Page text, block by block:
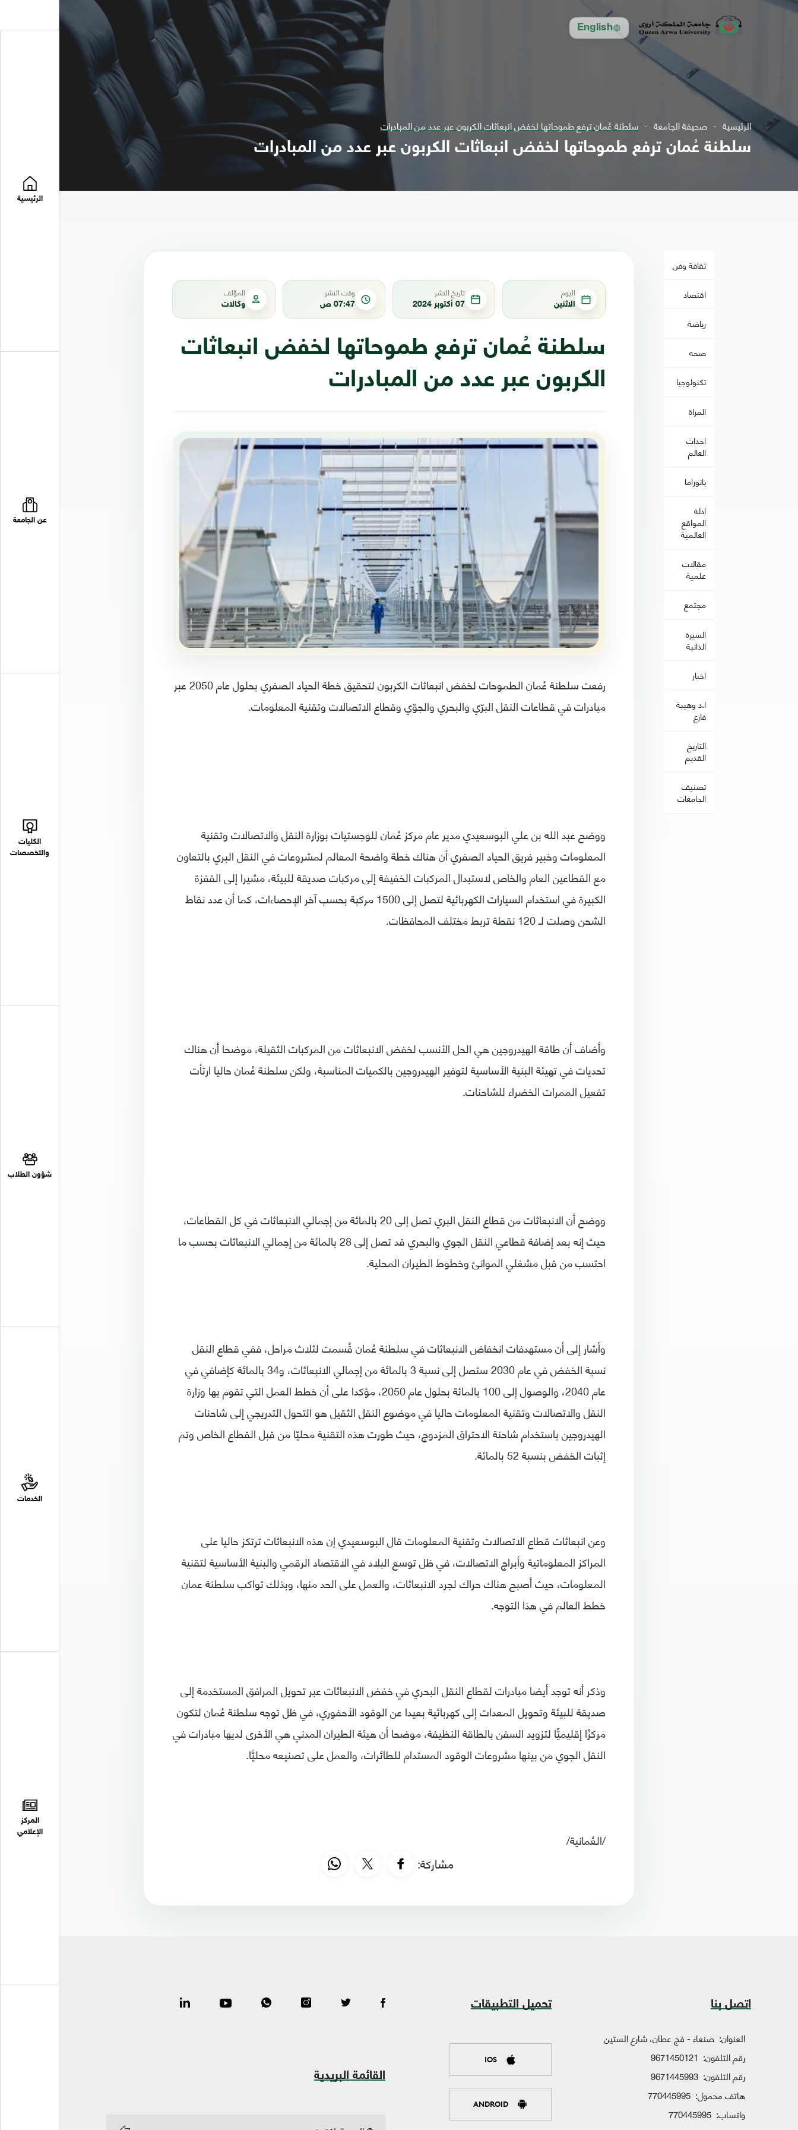
English
الرئيسية
عن الجامعة
الكليات
والتخصصات
شؤون الطلاب
الخدمات
المركز
الإعلامي
الرئيسية صحيفة الجامعة سلطنة عُمان ترفع طموحاتها لخفض انبعاثات الكربون عبر عدد من المبادرات
سلطنة عُمان ترفع طموحاتها لخفض انبعاثات الكربون عبر عدد من المبادرات
ثقافة وفن
اقتصاد
رياضة
صحه
تكنولوجيا
المراة
احداث
العالم
بانوراما
ادلة
المواقع
العالمية
مقالات
علمية
مجتمع
السيرة
الذاتية
اخبار
ا.د وهيبة
فارع
التاريخ
القديم
تصنيف
الجامعات
اليوم
الاثنين
تاريخ النشر
07 أكتوبر 2024
وقت النشر
07:47 ص
المؤلف
وكالات
سلطنة عُمان ترفع طموحاتها لخفض انبعاثات
الكربون عبر عدد من المبادرات
رفعت سلطنة عُمان الطموحات لخفض انبعاثات الكربون لتحقيق خطة الحياد الصفري بحلول عام 2050 عبر
مبادرات في قطاعات النقل البرّي والبحري والجوّي وقطاع الاتصالات وتقنية المعلومات.
ووضح عبد الله بن علي البوسعيدي مدير عام مركز عُمان للوجستيات بوزارة النقل والاتصالات وتقنية
المعلومات وخبير فريق الحياد الصفري أن هناك خطة واضحة المعالم لمشروعات في النقل البري بالتعاون
مع القطاعين العام والخاص لاستبدال المركبات الخفيفة إلى مركبات صديقة للبيئة، مشيرا إلى القفزة
الكبيرة في استخدام السيارات الكهربائية لتصل إلى 1500 مركبة بحسب آخر الإحصاءات، كما أن عدد نقاط
الشحن وصلت لـ 120 نقطة تربط مختلف المحافظات.
وأضاف أن طاقة الهيدروجين هي الحل الأنسب لخفض الانبعاثات من المركبات الثقيلة، موضحا أن هناك
تحديات في تهيئة البنية الأساسية لتوفير الهيدروجين بالكميات المناسبة، ولكن سلطنة عُمان حاليا ارتأت
تفعيل الممرات الخضراء للشاحنات.
ووضح أن الانبعاثات من قطاع النقل البري تصل إلى 20 بالمائة من إجمالي الانبعاثات في كل القطاعات،
حيث إنه بعد إضافة قطاعي النقل الجوي والبحري قد تصل إلى 28 بالمائة من إجمالي الانبعاثات بحسب ما
احتسب من قبل مشغلي الموانئ وخطوط الطيران المحلية.
وأشار إلى أن مستهدفات انخفاض الانبعاثات في سلطنة عُمان قُسمت لثلاث مراحل، ففي قطاع النقل
نسبة الخفض في عام 2030 ستصل إلى نسبة 3 بالمائة من إجمالي الانبعاثات، و34 بالمائة كإضافي في
عام 2040، والوصول إلى 100 بالمائة بحلول عام 2050، مؤكدا على أن خطط العمل التي تقوم بها وزارة
النقل والاتصالات وتقنية المعلومات حاليا في موضوع النقل الثقيل هو التحول التدريجي إلى شاحنات
الهيدروجين باستخدام شاحنة الاحتراق المزدوج، حيث طورت هذه التقنية محليّا من قبل القطاع الخاص وتم
إثبات الخفض بنسبة 52 بالمائة.
وعن انبعاثات قطاع الاتصالات وتقنية المعلومات قال البوسعيدي إن هذه الانبعاثات ترتكز حاليا على
المراكز المعلوماتية وأبراج الاتصالات، في ظل توسع البلاد في الاقتصاد الرقمي والبنية الأساسية لتقنية
المعلومات، حيث أصبح هناك حراك لجرد الانبعاثات، والعمل على الحد منها، وبذلك تواكب سلطنة عمان
خطط العالم في هذا التوجه.
وذكر أنه توجد أيضا مبادرات لقطاع النقل البحري في خفض الانبعاثات عبر تحويل المرافق المستخدمة إلى
صديقة للبيئة وتحويل المعدات إلى كهربائية بعيدا عن الوقود الأحفوري، في ظل توجه سلطنة عُمان لتكون
مركزًا إقليميًّا لتزويد السفن بالطاقة النظيفة، موضحا أن هيئة الطيران المدني هي الأخرى لديها مبادرات في
النقل الجوي من بينها مشروعات الوقود المستدام للطائرات، والعمل على تصنيعه محليًّا.
/العُمانية/
مشاركة:
اتصل بنا
العنوان: صنعاء - فج عطان، شارع الستين
رقم التلفون: 9671450121
رقم التلفون: 9671445993
هاتف محمول: 770445995
واتساب: 770445995
تحميل التطبيقات
IOS
ANDROID
القائمة البريدية